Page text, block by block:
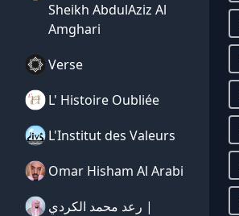
Sheikh AbdulAziz Al
Amghari
Verse
L' Histoire Oubliée
L'Institut des Valeurs
Omar Hisham Al Arabi
رعد محمد الكردي |